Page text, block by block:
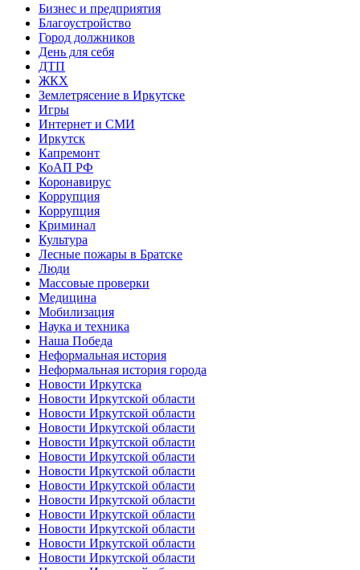
Бизнес и предприятия
Благоустройство
Город должников
День для себя
ДТП
ЖКХ
Землетрясение в Иркутске
Игры
Интернет и СМИ
Иркутск
Капремонт
КоАП РФ
Коронавирус
Коррупция
Коррупция
Криминал
Культура
Лесные пожары в Братске
Люди
Массовые проверки
Медицина
Мобилизация
Наука и техника
Наша Победа
Неформальная история
Неформальная история города
Новости Иркутска
Новости Иркутской области
Новости Иркутской области
Новости Иркутской области
Новости Иркутской области
Новости Иркутской области
Новости Иркутской области
Новости Иркутской области
Новости Иркутской области
Новости Иркутской области
Новости Иркутской области
Новости Иркутской области
Новости Иркутской области